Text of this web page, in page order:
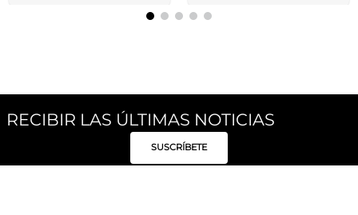
RECIBIR LAS ÚLTIMAS NOTICIAS
SUSCRÍBETE